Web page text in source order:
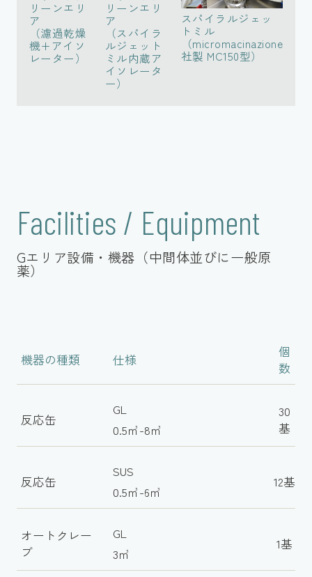
リーンエリ
ア
（濾過乾燥
機+アイソ
レーター）
リーンエリ
ア
（スパイラ
ルジェット
ミル内蔵ア
イソレータ
ー）
スパイラルジェッ
トミル
（micromacinazione
社製 MC150型）
Gエリア設備・機器（中間体並びに一般原
薬）
Facilities / Equipment
機器の種類 仕様
個
数
反応缶
GL
0.5㎥-8㎥
30
基
反応缶
SUS
0.5㎥-6㎥
12基
オートクレー
ブ
GL
3㎥
1基